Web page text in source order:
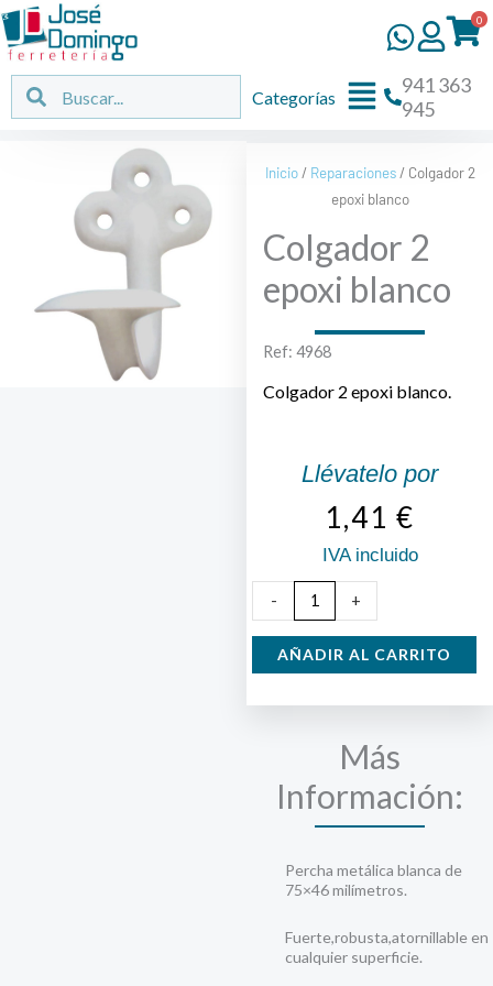
Ir
al
contenido
0
Buscar Buscar
Flyout
Categorías
941 363
945
Inicio/ Reparaciones/ Colgador 2
epoxi blanco
Colgador 2
epoxi blanco
Ref: 4968
Colgador 2 epoxi blanco.
Llévatelo por
1,41 €
IVA incluido
-
Colgador
2
epoxi
+
AÑADIR AL CARRITO
Más
Información:
Percha metálica blanca de
75×46 milímetros.
Fuerte,robusta,atornillable en
cualquier superficie.